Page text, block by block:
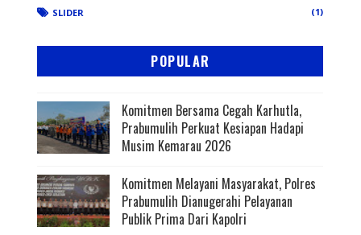
SLIDER (1)
POPULAR
Komitmen Bersama Cegah Karhutla,
Prabumulih Perkuat Kesiapan Hadapi
Musim Kemarau 2026
Komitmen Melayani Masyarakat, Polres
Prabumulih Dianugerahi Pelayanan
Publik Prima Dari Kapolri